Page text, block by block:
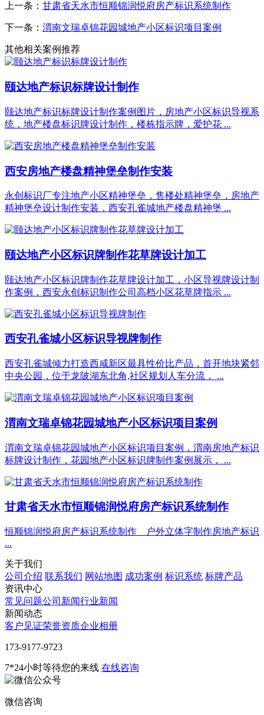
上一条： 甘肃省天水市恒顺锦润悦府房产标识系统制作
下一条： 渭南文瑞卓锦花园城地产小区标识项目案例
其他相关案例推荐
颐达地产标识标牌设计制作
颐达地产标识标牌设计制作案例图片，房地产小区标识导视系
统，地产楼盘标识牌设计制作，楼栋指示牌，爱护花 ...
西安房地产楼盘精神堡垒制作安装
永创标识厂专注地产小区精神堡垒，售楼处精神堡垒，房地产
精神堡垒设计制作安装，西安孔雀城地产楼盘精神堡 ...
颐达地产小区标识牌制作花草牌设计加工
颐达地产小区标识牌制作花草牌设计加工，小区导视牌设计制
作案例，西安永创标识制作公司高档小区花草牌指示 ...
西安孔雀城小区标识导视牌制作
西安孔雀城倾力打造西咸新区最具性价比产品，首开地块紧邻
中央公园，位于龙陂湖东北角,社区规划人车分流， ...
渭南文瑞卓锦花园城地产小区标识项目案例
渭南文瑞卓锦花园城地产小区标识项目案例，渭南房地产标识
标牌设计制作，花园地产小区标识牌制作案例展示， ...
甘肃省天水市恒顺锦润悦府房产标识系统制作
恒顺锦润悦府房产标识系统制作 户外立体字制作房地产标识
...
关于我们
公司介绍 联系我们 网站地图 成功案例 标识系统 标牌产品
资讯中心
常见问题公司新闻行业新闻
新闻动态
客户见证荣誉资质企业相册
‭173-9177-9723
7*24小时等待您的来线 在线咨询
微信咨询